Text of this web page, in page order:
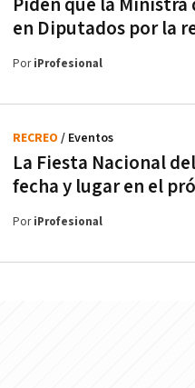
en Diputados por la
PoriProfesional
La Fiesta Nacional
fecha y lugar en el
RECREO / Eventos
PoriProfesional